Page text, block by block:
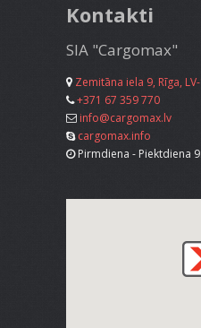
Kontakti
SIA "Cargomax"
Zemitāna iela 9, Rīga,
+371 67 359 770
info@cargomax.lv
cargomax.info
Pirmdiena - Piektdiena